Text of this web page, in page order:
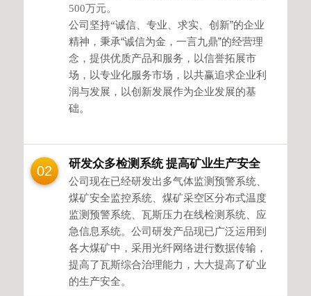
500万元。
公司坚持“诚信、 专业、求实、创新”的企业
精神，秉承“诚信为金，一言九鼎”的经营理
念，提供优质产品和服务，以信誉拓展市
场，以专业化服务市场，以共赢追求企业利
润与发展， 以创新发展作为企业发展的基
础。
02 研发众多检测系统 提高矿业生产安全
公司现在已经研发出多气体监测预警系统、
煤矿安全监控系统、煤矿采空区分布式温度
监测预警系统、瓦斯压力在线检测系统、应
急信息系统。公司研发产品现已广泛运用到
各大煤矿中，采用光纤网络进行数据传输，
提高了瓦斯综合治理能力，大大提高了矿业
的生产安全。